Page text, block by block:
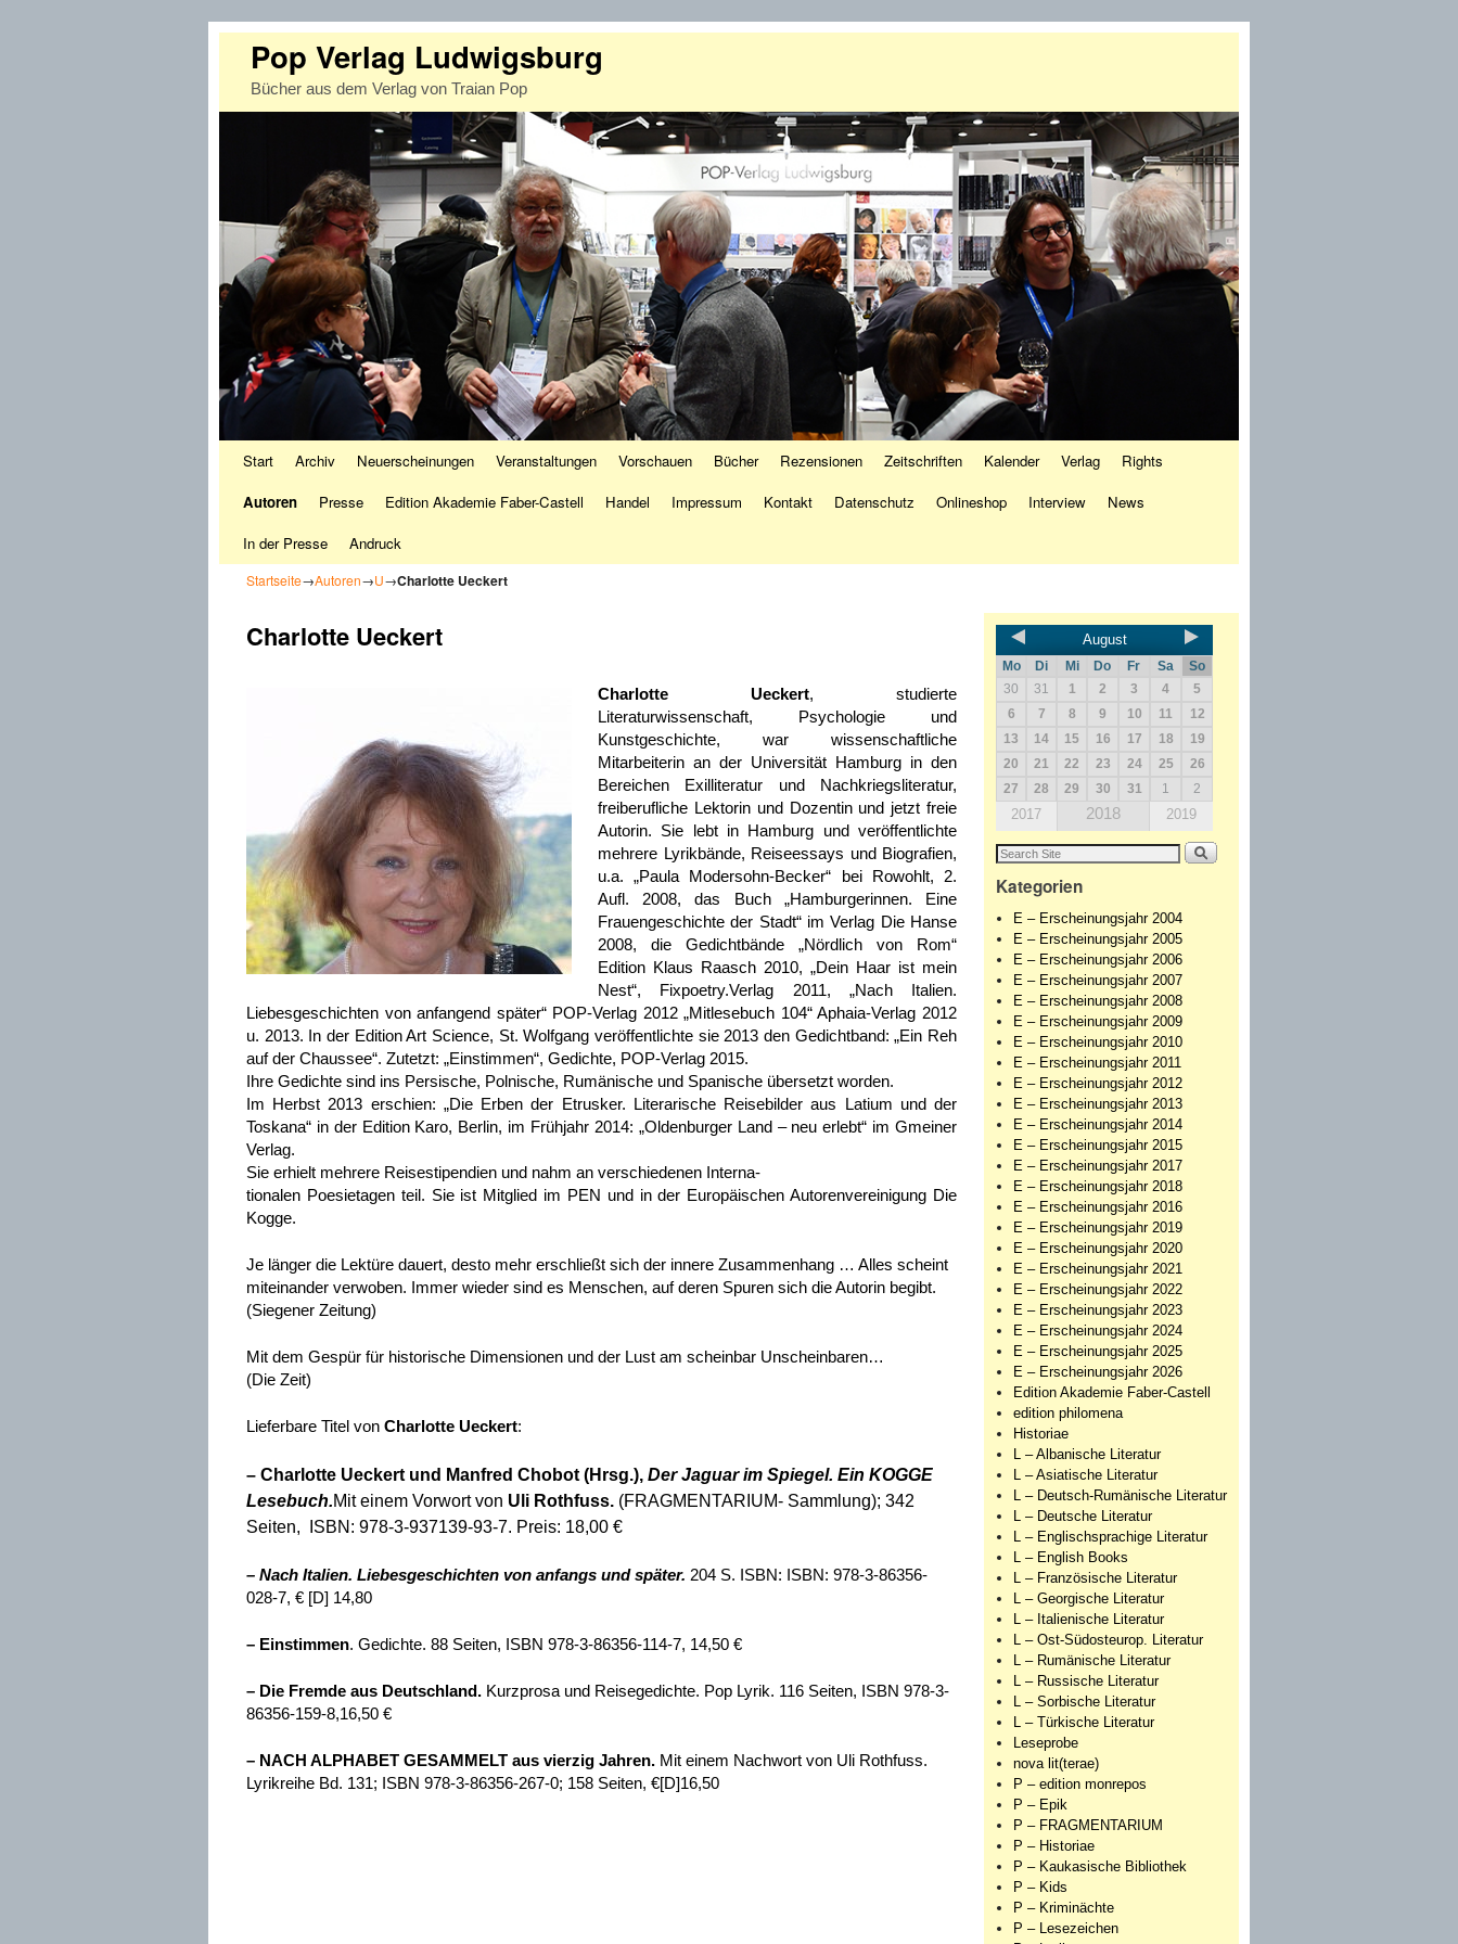
Pop Verlag Ludwigsburg
Bücher aus dem Verlag von Traian Pop
Start Archiv Neuerscheinungen Veranstaltungen Vorschauen Bücher Rezensionen Zeitschriften Kalender Verlag
Rights
Autoren
Presse Edition Akademie Faber-Castell Handel Impressum Kontakt Datenschutz Onlineshop Interview
News
In der Presse
Andruck
Startseite→Autoren→U→Charlotte Ueckert
Charlotte Ueckert
Charlotte Ueckert, studierte
Literaturwissenschaft, Psychologie und
Kunstgeschichte, war wissenschaftliche
Mitarbeiterin an der Universität Hamburg in den
Bereichen Exilliteratur und Nachkriegsliteratur,
freiberufliche Lektorin und Dozentin und jetzt freie
Autorin. Sie lebt in Hamburg und veröffentlichte
mehrere Lyrikbände, Reiseessays und Biografien,
u.a. „Paula Modersohn-Becker“ bei Rowohlt, 2.
Aufl. 2008, das Buch „Hamburgerinnen. Eine
Frauengeschichte der Stadt“ im Verlag Die Hanse
2008, die Gedichtbände „Nördlich von Rom“
Edition Klaus Raasch 2010, „Dein Haar ist mein
Nest“, Fixpoetry.Verlag 2011, „Nach Italien.
Liebesgeschichten von anfangend später“ POP-Verlag 2012 „Mitlesebuch 104“ Aphaia-Verlag 2012
u. 2013. In der Edition Art Science, St. Wolfgang veröffentlichte sie 2013 den Gedichtband: „Ein Reh
auf der Chaussee“. Zutetzt: „Einstimmen“, Gedichte, POP-Verlag 2015.
Ihre Gedichte sind ins Persische, Polnische, Rumänische und Spanische übersetzt worden.
Im Herbst 2013 erschien: „Die Erben der Etrusker. Literarische Reisebilder aus Latium und der
Toskana“ in der Edition Karo, Berlin, im Frühjahr 2014: „Oldenburger Land – neu erlebt“ im Gmeiner
Verlag.
Sie erhielt mehrere Reisestipendien und nahm an verschiedenen Interna-
tionalen Poesietagen teil. Sie ist Mitglied im PEN und in der Europäischen Autorenvereinigung Die
Kogge.
Je länger die Lektüre dauert, desto mehr erschließt sich der innere Zusammenhang … Alles scheint
miteinander verwoben. Immer wieder sind es Menschen, auf deren Spuren sich die Autorin begibt.
(Siegener Zeitung)
Mit dem Gespür für historische Dimensionen und der Lust am scheinbar Unscheinbaren…
(Die Zeit)
Lieferbare Titel von Charlotte Ueckert:
– Charlotte Ueckert und Manfred Chobot (Hrsg.), Der Jaguar im Spiegel. Ein KOGGE
Lesebuch.Mit einem Vorwort von Uli Rothfuss. (FRAGMENTARIUM- Sammlung); 342
Seiten, ISBN: 978-3-937139-93-7. Preis: 18,00 €
– Nach Italien. Liebesgeschichten von anfangs und später. 204 S. ISBN: ISBN: 978-3-86356-
028-7, € [D] 14,80
– Einstimmen. Gedichte. 88 Seiten, ISBN 978-3-86356-114-7, 14,50 €
– Die Fremde aus Deutschland. Kurzprosa und Reisegedichte. Pop Lyrik. 116 Seiten, ISBN 978-3-
86356-159-8,16,50 €
– NACH ALPHABET GESAMMELT aus vierzig Jahren. Mit einem Nachwort von Uli Rothfuss.
Lyrikreihe Bd. 131; ISBN 978-3-86356-267-0; 158 Seiten, €[D]16,50
August
Mo Di Mi Do Fr Sa
So
30
31 1 2 3 4
5
6
7 8 9 10 11
12
13
14 15 16 17 18
19
20
21 22 23 24 25
26
27
28 29 30 31 1 2
2017 2018 2019
Kategorien
E – Erscheinungsjahr 2004
E – Erscheinungsjahr 2005
E – Erscheinungsjahr 2006
E – Erscheinungsjahr 2007
E – Erscheinungsjahr 2008
E – Erscheinungsjahr 2009
E – Erscheinungsjahr 2010
E – Erscheinungsjahr 2011
E – Erscheinungsjahr 2012
E – Erscheinungsjahr 2013
E – Erscheinungsjahr 2014
E – Erscheinungsjahr 2015
E – Erscheinungsjahr 2017
E – Erscheinungsjahr 2018
E – Erscheinungsjahr 2016
E – Erscheinungsjahr 2019
E – Erscheinungsjahr 2020
E – Erscheinungsjahr 2021
E – Erscheinungsjahr 2022
E – Erscheinungsjahr 2023
E – Erscheinungsjahr 2024
E – Erscheinungsjahr 2025
E – Erscheinungsjahr 2026
Edition Akademie Faber-Castell
edition philomena
Historiae
L – Albanische Literatur
L – Asiatische Literatur
L – Deutsch-Rumänische Literatur
L – Deutsche Literatur
L – Englischsprachige Literatur
L – English Books
L – Französische Literatur
L – Georgische Literatur
L – Italienische Literatur
L – Ost-Südosteurop. Literatur
L – Rumänische Literatur
L – Russische Literatur
L – Sorbische Literatur
L – Türkische Literatur
Leseprobe
nova lit(terae)
P – edition monrepos
P – Epik
P – FRAGMENTARIUM
P – Historiae
P – Kaukasische Bibliothek
P – Kids
P – Kriminächte
P – Lesezeichen